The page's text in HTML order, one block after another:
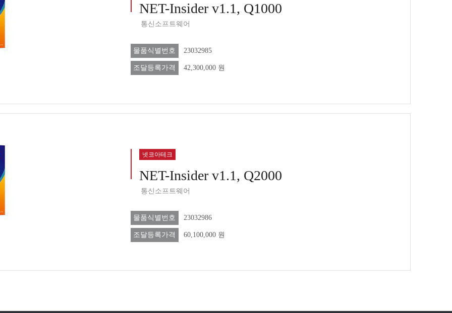
NET-Insider v1.1, Q1000
통신소프트웨어
물품식별번호 23032985
조달등록가격 42,300,000 원
넷코아테크
NET-Insider v1.1, Q2000
통신소프트웨어
물품식별번호 23032986
조달등록가격 60,100,000 원